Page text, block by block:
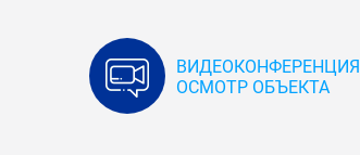
ВИДЕОКОНФЕРЕНЦИЯ
ОСМОТР ОБЪЕКТА